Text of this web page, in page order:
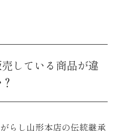
している商品が違
らし山形本店の伝統継承